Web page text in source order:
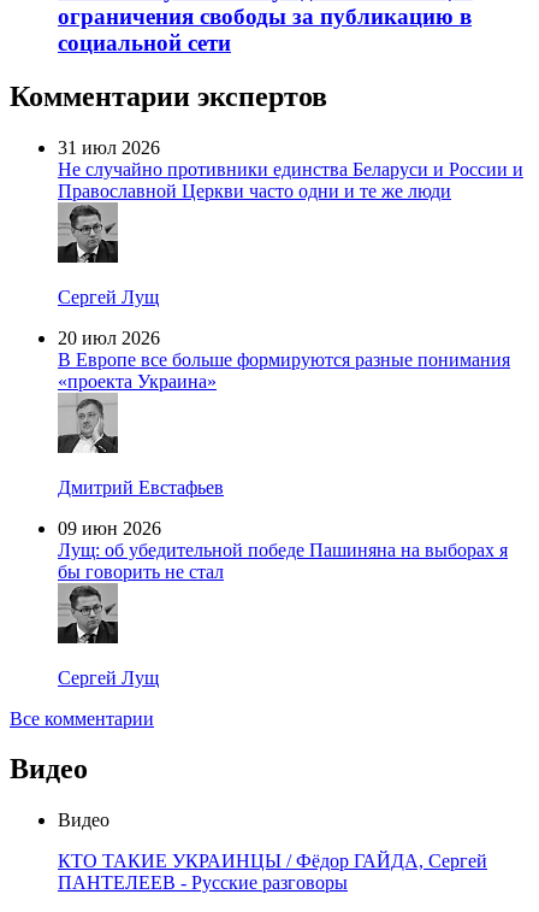
ограничения свободы за публикацию в
социальной сети
Комментарии экспертов
31 июл 2026
Не случайно противники единства Беларуси и России и
Православной Церкви часто одни и те же люди
Сергей Лущ
20 июл 2026
В Европе все больше формируются разные понимания
«проекта Украина»
Дмитрий Евстафьев
09 июн 2026
Лущ: об убедительной победе Пашиняна на выборах я
бы говорить не стал
Сергей Лущ
Все комментарии
Видео
Видео
КТО ТАКИЕ УКРАИНЦЫ / Фёдор ГАЙДА, Сергей
ПАНТЕЛЕЕВ - Русские разговоры